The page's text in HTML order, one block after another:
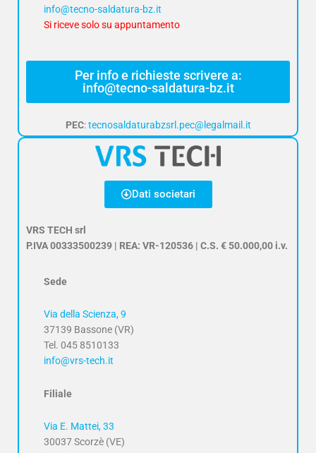
info@tecno-saldatura-bz.it
Si riceve solo su appuntamento
Per info e richieste scrivere a:
info@tecno-saldatura-bz.it
PEC:tecnosaldaturabzsrl.pec@legalmail.it
Dati societari
VRS TECH srl
P.IVA 00333500239 | REA: VR-120536 | C.S. € 50.000,00 i.v.
Sede
Via della Scienza, 9
37139 Bassone (VR)
Tel. 045 8510133
info@vrs-tech.it
Filiale
Via E. Mattei, 33
30037 Scorzè (VE)